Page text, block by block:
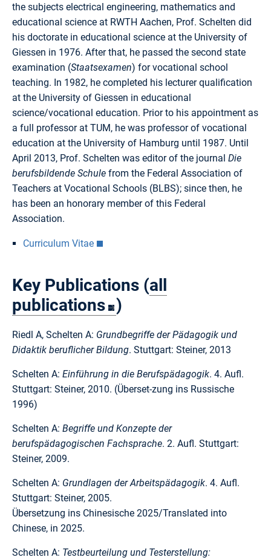
the subjects electrical engineering, mathematics and
educational science at RWTH Aachen, Prof. Schelten did
his doctorate in educational science at the University of
Giessen in 1976. After that, he passed the second state
examination (Staatsexamen) for vocational school
teaching. In 1982, he completed his lecturer qualification
at the University of Giessen in educational
science/vocational education. Prior to his appointment as
a full professor at TUM, he was professor of vocational
education at the University of Hamburg until 1987. Until
April 2013, Prof. Schelten was editor of the journal Die
berufsbildende Schule from the Federal Association of
Teachers at Vocational Schools (BLBS); since then, he
has been an honorary member of this Federal
Association.
Curriculum Vitae
Key Publications (all
publications )
Riedl A, Schelten A: Grundbegriffe der Pädagogik und
Didaktik beruflicher Bildung. Stuttgart: Steiner, 2013
Schelten A: Einführung in die Berufspädagogik. 4. Aufl.
Stuttgart: Steiner, 2010. (Überset-zung ins Russische
1996)
Schelten A: Begriffe und Konzepte der
berufspädagogischen Fachsprache. 2. Aufl. Stuttgart:
Steiner, 2009.
Schelten A: Grundlagen der Arbeitspädagogik. 4. Aufl.
Stuttgart: Steiner, 2005.
Übersetzung ins Chinesische 2025/Translated into
Chinese, in 2025.
Schelten A: Testbeurteilung und Testerstellung: